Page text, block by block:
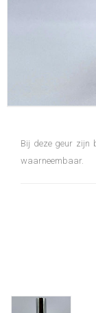
Bij deze geur zijn
waarneembaar.